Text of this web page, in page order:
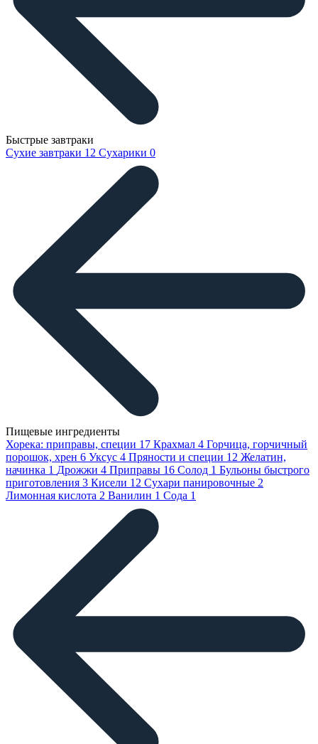
Быстрые завтраки
Сухие завтраки 12 Сухарики 0
Пищевые ингредиенты
Хорека: приправы, специи 17 Крахмал 4 Горчица, горчичный
порошок, хрен 6 Уксус 4 Пряности и специи 12 Желатин,
начинка 1 Дрожжи 4 Приправы 16 Солод 1 Бульоны быстрого
приготовления 3 Кисели 12 Сухари панировочные 2
Лимонная кислота 2 Ванилин 1 Сода 1